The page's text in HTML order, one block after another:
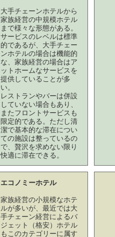
大手チェーンホテルから
家族経営の中規模ホテル
まで様々な形態がある。
サービスのレベルは標準
的であるが、大手チェー
ンホテルの場合は機能的
な、家族経営の場合はア
ットホームなサービスを
提供していることが多
い。
レストランやバーは併設
していない場合もあり、
またフロントサービスも
限定的である。ただし清
潔で基本的な滞在につい
ての施設は整っているの
で、贅沢を求めない限り
快適に滞在できる。
エコノミーホテル
家族経営の小規模なホテ
ルが多いが、最近では大
手チェーン経営によるバ
ジェット（格安）ホテル
もこのカテゴリーに属す